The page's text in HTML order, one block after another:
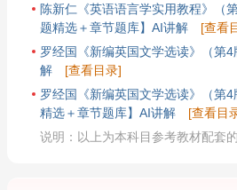
陈新仁《英语语言学实用教程》（
题精选＋章节题库】AI讲解
[查看
罗经国《新编英国文学选读》（第
解
[查看目录]
罗经国《新编英国文学选读》（第
精选＋章节题库】AI讲解
[查看目
说明：以上为本科目参考教材配套的